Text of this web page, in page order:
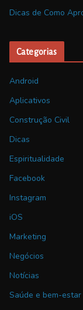
Dicas de Como
Categorias
Android
Aplicativos
Construção Civil
Dicas
Espiritualidade
Facebook
Instagram
iOS
Marketing
Negócios
Notícias
Saúde e bem-estar